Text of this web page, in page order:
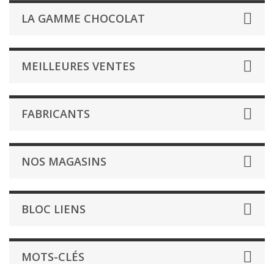
LA GAMME CHOCOLAT
MEILLEURES VENTES
FABRICANTS
NOS MAGASINS
BLOC LIENS
MOTS-CLÉS